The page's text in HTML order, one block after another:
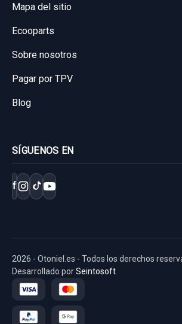
Mapa del sitio
Ecooparts
Sobre nosotros
Pagar por TPV
Blog
SÍGUENOS EN
f
2026 - Otoniel.es - Todos los derechos
Desarrollado porSeintosoft